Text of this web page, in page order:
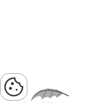
PROJEKT